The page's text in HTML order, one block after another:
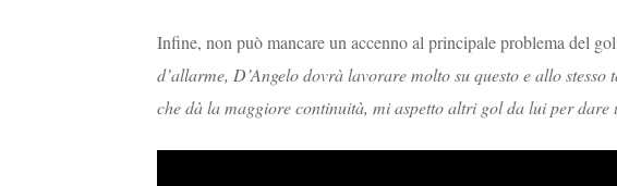
Infine, non può mancare un accenno al principale problema del
d’allarme, D’Angelo dovrà lavorare molto su questo e allo
che dà la maggiore continuità, mi aspetto altri gol da lui per dare